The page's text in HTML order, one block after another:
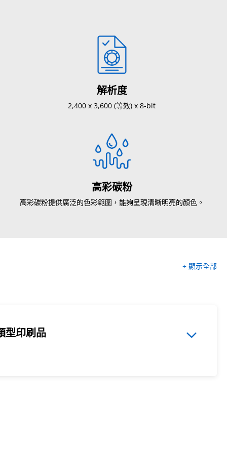
解析度
2,400 x 3,600 (等效) x 8-bit
高彩碳粉
高彩碳粉提供廣泛的色彩範圍，能夠呈現清晰明亮的顏色。
+ 顯示全部
型印刷品